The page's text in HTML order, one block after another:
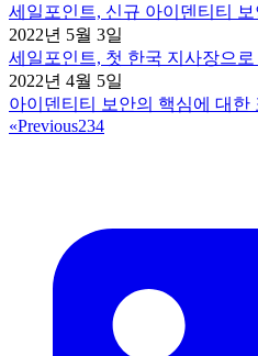
세일포인트, 신규 아이덴티티
2022년 5월 3일
세일포인트, 첫 한국 지사장으
2022년 4월 5일
아이덴티티 보안의 핵심에 대한
«Previous234